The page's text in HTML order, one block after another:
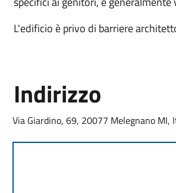
L'edificio è privo di barriere
Indirizzo
Via Giardino, 69, 20077 Melegnano MI,